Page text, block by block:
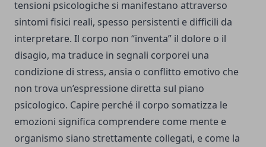
tensioni psicologiche si manifestano attraverso
sintomi fisici reali, spesso persistenti e difficili da
interpretare. Il corpo non “inventa” il dolore o il
disagio, ma traduce in segnali corporei una
condizione di stress, ansia o conflitto emotivo che
non trova un’espressione diretta sul piano
psicologico. Capire perché il corpo somatizza le
emozioni significa comprendere come mente e
organismo siano strettamente collegati, e come la